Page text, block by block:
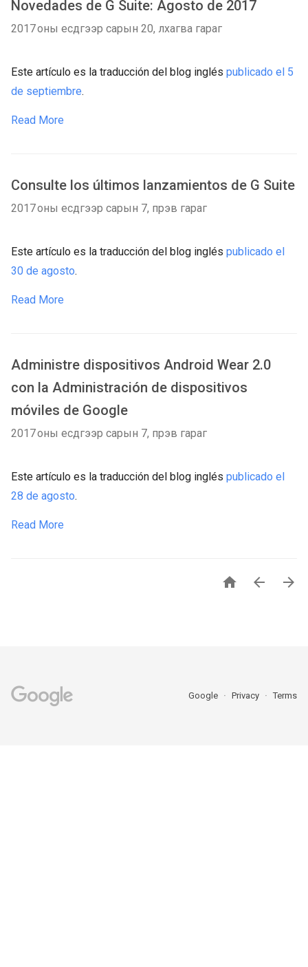
Novedades de G Suite: Agosto de 2017
2017 оны есдүгээр сарын 20, лхагва гараг
Este artículo es la traducción del blog inglés publicado el 5
de septiembre.
Read More
Consulte los últimos lanzamientos de G Suite
2017 оны есдүгээр сарын 7, пүрэв гараг
Este artículo es la traducción del blog inglés publicado el
30 de agosto.
Read More
Administre dispositivos Android Wear 2.0
con la Administración de dispositivos
móviles de Google
2017 оны есдүгээр сарын 7, пүрэв гараг
Este artículo es la traducción del blog inglés publicado el
28 de agosto.
Read More
  
Google Privacy Terms